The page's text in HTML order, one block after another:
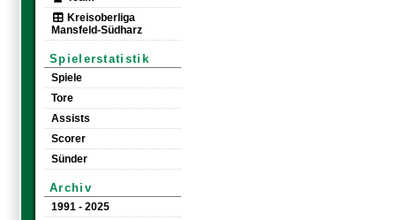
Kreisoberliga
Mansfeld-Südharz
Spielerstatistik
Spiele
Tore
Assists
Scorer
Sünder
Archiv
1991 - 2025